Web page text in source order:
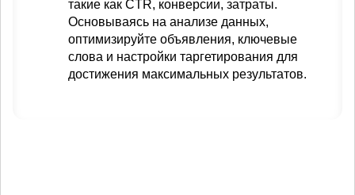
такие как CTR, конверсии, затраты.
Основываясь на анализе данных,
оптимизируйте объявления, ключевые
слова и настройки таргетирования для
достижения максимальных результатов.